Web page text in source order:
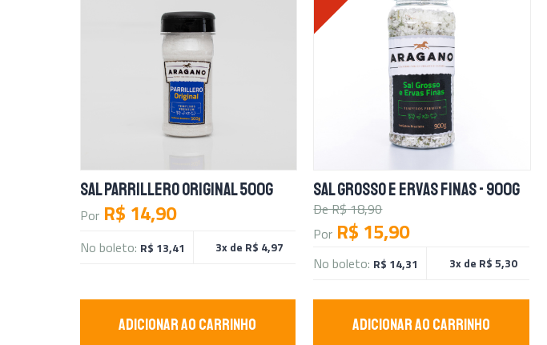
SAL PARRILLERO ORIGINAL 500G
PorR$ 14,90
3x de R$ 4,97
No boleto: R$ 13,41
ADICIONAR AO CARRINHO
SAL GROSSO E ERVAS FINAS - 900G
De R$18,90
Por R$ 15,90
3x de R$ 5,30
No boleto: R$ 14,31
ADICIONAR AO CARRINHO